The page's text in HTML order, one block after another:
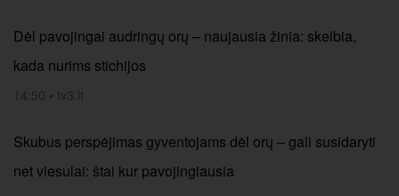
Dėl pavojingai audringų orų – naujausia žinia: skelbia,
kada nurims stichijos
14:50 • tv3.lt
Skubus perspėjimas gyventojams dėl orų – gali susidaryti
net viesulai: štai kur pavojingiausia